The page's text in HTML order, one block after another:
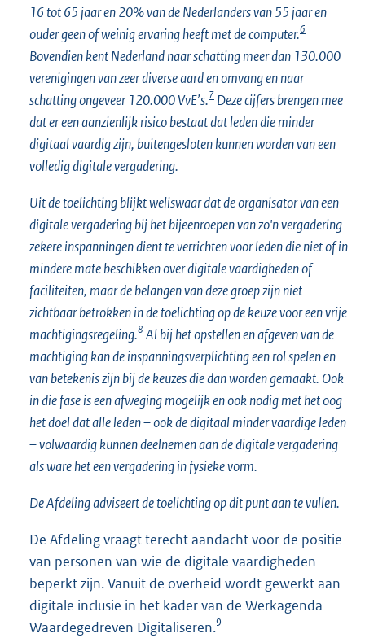
16 tot 65 jaar en 20% van de Nederlanders van 55 jaar en
ouder geen of weinig ervaring heeft met de computer.6
Bovendien kent Nederland naar schatting meer dan 130.000
verenigingen van zeer diverse aard en omvang en naar
schatting ongeveer 120.000 VvE’s.7 Deze cijfers brengen mee
dat er een aanzienlijk risico bestaat dat leden die minder
digitaal vaardig zijn, buitengesloten kunnen worden van een
volledig digitale vergadering.
Uit de toelichting blijkt weliswaar dat de organisator van een
digitale vergadering bij het bijeenroepen van zo'n vergadering
zekere inspanningen dient te verrichten voor leden die niet of in
mindere mate beschikken over digitale vaardigheden of
faciliteiten, maar de belangen van deze groep zijn niet
zichtbaar betrokken in de toelichting op de keuze voor een vrije
machtigingsregeling.8 Al bij het opstellen en afgeven van de
machtiging kan de inspanningsverplichting een rol spelen en
van betekenis zijn bij de keuzes die dan worden gemaakt. Ook
in die fase is een afweging mogelijk en ook nodig met het oog
het doel dat alle leden – ook de digitaal minder vaardige leden
– volwaardig kunnen deelnemen aan de digitale vergadering
als ware het een vergadering in fysieke vorm.
De Afdeling adviseert de toelichting op dit punt aan te vullen.
De Afdeling vraagt terecht aandacht voor de positie
van personen van wie de digitale vaardigheden
beperkt zijn. Vanuit de overheid wordt gewerkt aan
digitale inclusie in het kader van de Werkagenda
Waardegedreven Digitaliseren.9